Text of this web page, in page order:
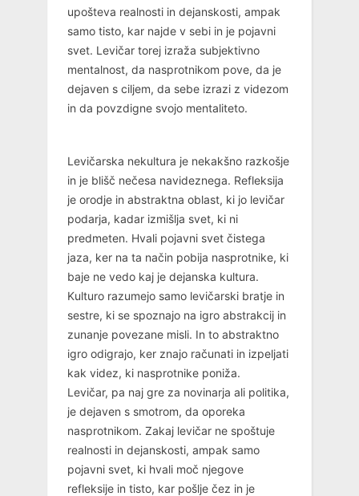
upošteva realnosti in dejanskosti, ampak
samo tisto, kar najde v sebi in je pojavni
svet. Levičar torej izraža subjektivno
mentalnost, da nasprotnikom pove, da je
dejaven s ciljem, da sebe izrazi z videzom
in da povzdigne svojo mentaliteto.
Levičarska nekultura je nekakšno razkošje
in je blišč nečesa navideznega. Refleksija
je orodje in abstraktna oblast, ki jo levičar
podarja, kadar izmišlja svet, ki ni
predmeten. Hvali pojavni svet čistega
jaza, ker na ta način pobija nasprotnike, ki
baje ne vedo kaj je dejanska kultura.
Kulturo razumejo samo levičarski bratje in
sestre, ki se spoznajo na igro abstrakcij in
zunanje povezane misli. In to abstraktno
igro odigrajo, ker znajo računati in izpeljati
kak videz, ki nasprotnike poniža.
Levičar, pa naj gre za novinarja ali politika,
je dejaven s smotrom, da oporeka
nasprotnikom. Zakaj levičar ne spoštuje
realnosti in dejanskosti, ampak samo
pojavni svet, ki hvali moč njegove
refleksije in tisto, kar pošlje čez in je